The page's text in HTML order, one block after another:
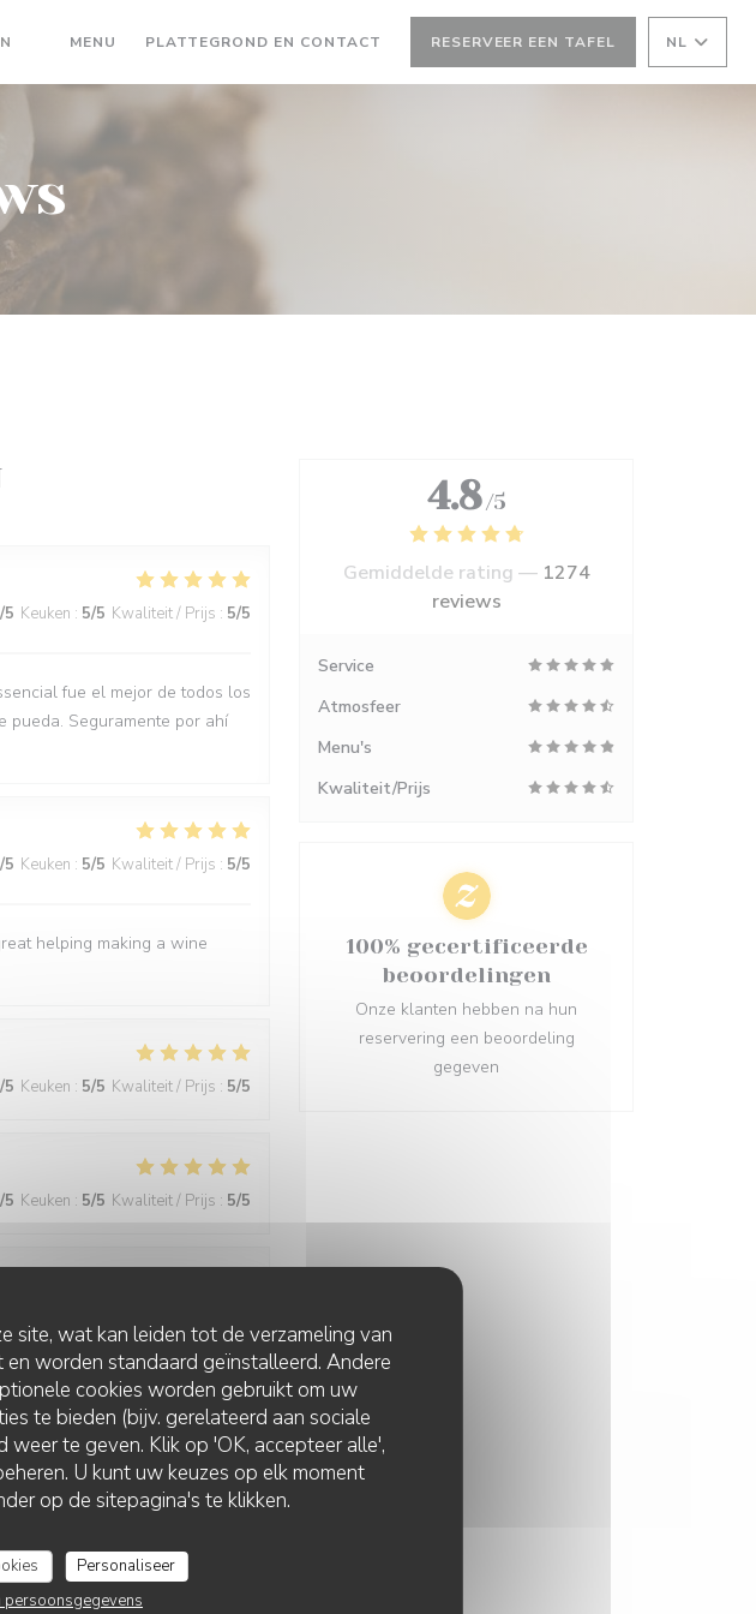
site, wat kan leiden tot de verzameling van
worden standaard geïnstalleerd. Andere
cookies worden gebruikt om uw
te bieden (bijv. gerelateerd aan sociale
te geven. Klik op 'OK, accepteer alle',
U kunt uw keuzes op elk moment
op de sitepagina's te klikken.
Personaliseer
persoonsgegevens
MENU ((OPENT IN EEN NIEUW VENSTER))
PLATTEGROND EN CONTACT RESERVEER EEN TAFEL NL
/5 Keuken : 5/5 Kwaliteit / Prijs : 5/5
fue el mejor de todos los
pueda. Seguramente por ahí
/5 Keuken : 5/5 Kwaliteit / Prijs : 5/5
helping making a wine
/5 Keuken : 5/5 Kwaliteit / Prijs : 5/5
/5 Keuken : 5/5 Kwaliteit / Prijs : 5/5
/5 Keuken: 5/5 Kwaliteit / Prijs: 5/5
4.8 /5
Gemiddelde rating — 1274
reviews
Service
Atmosfeer
Menu's
Kwaliteit/Prijs
100% gecertificeerde
beoordelingen
Onze klanten hebben na hun
reservering een beoordeling
gegeven